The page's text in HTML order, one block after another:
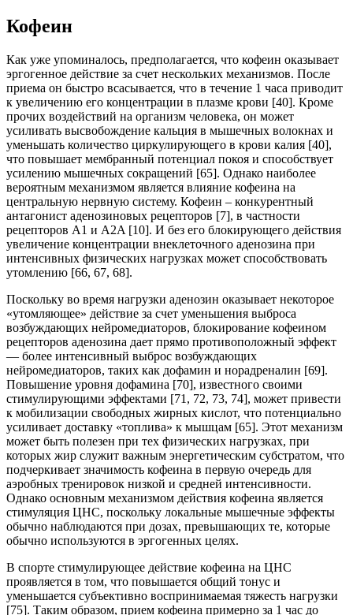
Кофеин
Как уже упоминалось, предполагается, что кофеин оказывает
эргогенное действие за счет нескольких механизмов. После
приема он быстро всасывается, что в течение 1 часа приводит
к увеличению его концентрации в плазме крови [40]. Кроме
прочих воздействий на организм человека, он может
усиливать высвобождение кальция в мышечных волокнах и
уменьшать количество циркулирующего в крови калия [40],
что повышает мембранный потенциал покоя и способствует
усилению мышечных сокращений [65]. Однако наиболее
вероятным механизмом является влияние кофеина на
центральную нервную систему. Кофеин ‒ конкурентный
антагонист аденозиновых рецепторов [7], в частности
рецепторов A1 и A2A [10]. И без его блокирующего действия
увеличение концентрации внеклеточного аденозина при
интенсивных физических нагрузках может способствовать
утомлению [66, 67, 68].
Поскольку во время нагрузки аденозин оказывает некоторое
«утомляющее» действие за счет уменьшения выброса
возбуждающих нейромедиаторов, блокирование кофеином
рецепторов аденозина дает прямо противоположный эффект
— более интенсивный выброс возбуждающих
нейромедиаторов, таких как дофамин и норадреналин [69].
Повышение уровня дофамина [70], известного своими
стимулирующими эффектами [71, 72, 73, 74], может привести
к мобилизации свободных жирных кислот, что потенциально
усиливает доставку «топлива» к мышцам [65]. Этот механизм
может быть полезен при тех физических нагрузках, при
которых жир служит важным энергетическим субстратом, что
подчеркивает значимость кофеина в первую очередь для
аэробных тренировок низкой и средней интенсивности.
Однако основным механизмом действия кофеина является
стимуляция ЦНС, поскольку локальные мышечные эффекты
обычно наблюдаются при дозах, превышающих те, которые
обычно используются в эргогенных целях.
В спорте стимулирующее действие кофеина на ЦНС
проявляется в том, что повышается общий тонус и
уменьшается субъективно воспринимаемая тяжесть нагрузки
[75]. Таким образом, прием кофеина примерно за 1 час до